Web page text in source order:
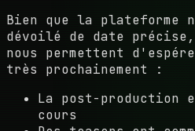
Bien que la plateforme
dévoilé de date
nous permettent
très prochainement :
La post-production
cours